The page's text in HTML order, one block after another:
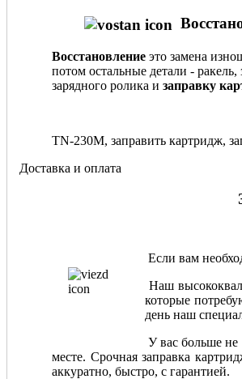
Восстановление это замена
потом остальные детали -
зарядного ролика и заправку
TN-230M, заправить картридж,
Доставка и оплата
Если вам
Наш
которые
день наш
У вас больше
месте. Срочная заправка
аккуратно, быстро, с гарантией.